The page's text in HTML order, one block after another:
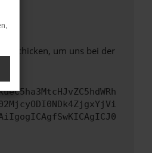
schicken, um uns bei der